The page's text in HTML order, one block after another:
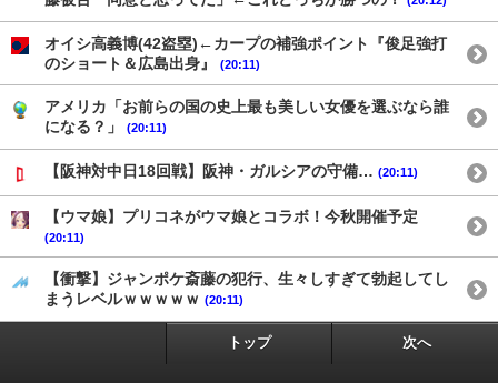
オイシ高義博(42盗塁)←カープの補強ポイント『俊足強打
のショート＆広島出身』
(20:11)
アメリカ「お前らの国の史上最も美しい女優を選ぶなら誰
になる？」
(20:11)
【阪神対中日18回戦】阪神・ガルシアの守備… (20:11)
【ウマ娘】プリコネがウマ娘とコラボ！今秋開催予定
(20:11)
【衝撃】ジャンポケ斎藤の犯行、生々しすぎて勃起してし
まうレベルｗｗｗｗｗ (20:11)
トップ 次へ